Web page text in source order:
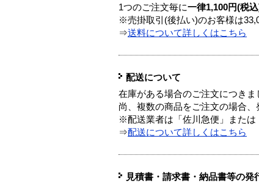
1つのご注文毎に一律1,100円(税
※売掛取引(後払い)のお客様は
⇒送料について詳しくはこちら
配送について
在庫がある場合のご注文につき
尚、複数の商品をご注文の場合
※配送業者は「佐川急便」または
⇒配送について詳しくはこちら
見積書・請求書・納品書等の発